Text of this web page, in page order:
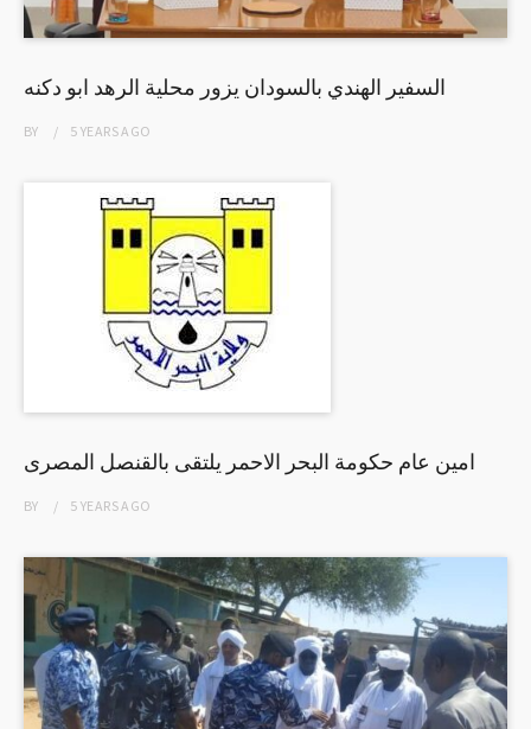
السفير الهندي بالسودان يزور محلية الرهد ابو دكنه
BY 5 YEARSAGO
امين عام حكومة البحر الاحمر يلتقى بالقنصل المصرى
BY 5 YEARSAGO